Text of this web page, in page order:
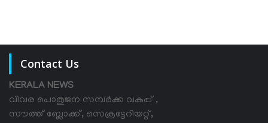
Contact Us
KERALA NEWS
വിവര പൊതുജന സമ്പര്‍ക്ക വകുപ്പ് ,
സൗത്ത് ബ്ലോക്ക്, സെക്രട്ടേറിയറ്റ്,